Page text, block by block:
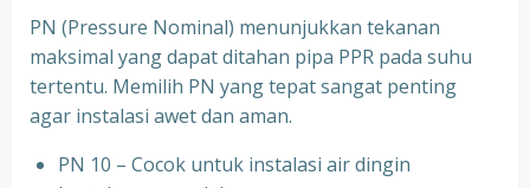
PN (Pressure Nominal) menunjukkan tekanan
maksimal yang dapat ditahan pipa PPR pada suhu
tertentu. Memilih PN yang tepat sangat penting
agar instalasi awet dan aman.
PN 10 – Cocok untuk instalasi air dingin